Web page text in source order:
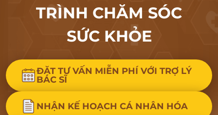
TRÌNH CHĂM SÓC
SỨC KHỎE
ĐẶT TƯ VẤN MIỄN PHÍ VỚI TRỢ LÝ
BÁC SĨ
NHẬN KẾ HOẠCH CÁ NHÂN HÓA